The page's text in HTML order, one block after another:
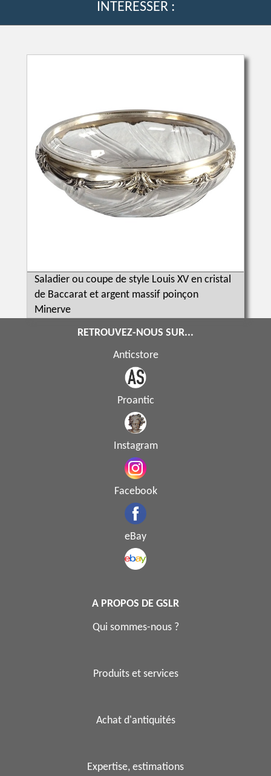
INTERESSER :
Saladier ou coupe de style Louis XV en cristal
de Baccarat et argent massif poinçon
Minerve
RETROUVEZ-NOUS SUR...
Anticstore
Proantic
Instagram
Facebook
eBay
A PROPOS DE GSLR
Qui sommes-nous ?
Produits et services
Achat d'antiquités
Expertise, estimations